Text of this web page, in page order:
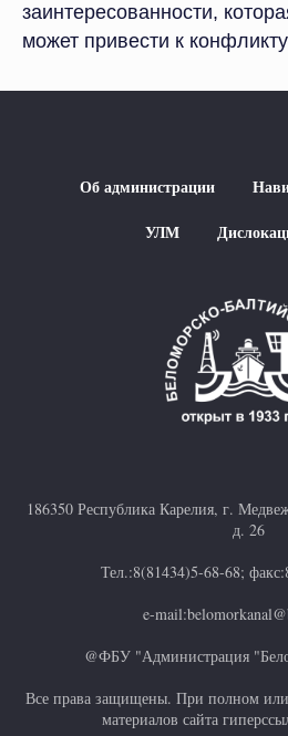
заинтересованности,
может привести к
Об администрации
УЛМ
186350 Республика Карелия, г.
д. 26
Тел.:8(81434)5-68-68;
e-
@ФБУ "Администрация
Все права защищены. При полном
материалов сайта